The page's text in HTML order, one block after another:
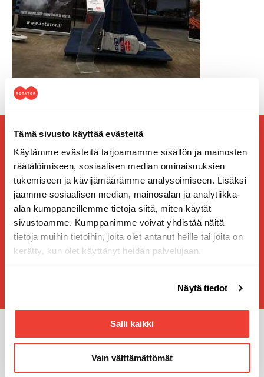
Tämä sivusto käyttää evästeitä
Käytämme evästeitä tarjoamamme sisällön ja mainosten
räätälöimiseen, sosiaalisen median ominaisuuksien
tukemiseen ja kävijämäärämme analysoimiseen. Lisäksi
jaamme sosiaalisen median, mainosalan ja analytiikka-
alan kumppaneillemme tietoja siitä, miten käytät
sivustoamme. Kumppanimme voivat yhdistää näitä
tietoja muihin tietoihin, joita olet antanut heille tai joita on
kerätty, kun olet käyttänyt heidän palvelujaan.
linkistä.
Näytä tiedot
Salli kaikki
Vain välttämättömät
Palvelemme siellä missä sinä olet
Etsi oman alueesi lähin toimipiste
HAKU
Miksi valita Rotator?
Olemme maailman johtavien merkkien asiantuntija ja